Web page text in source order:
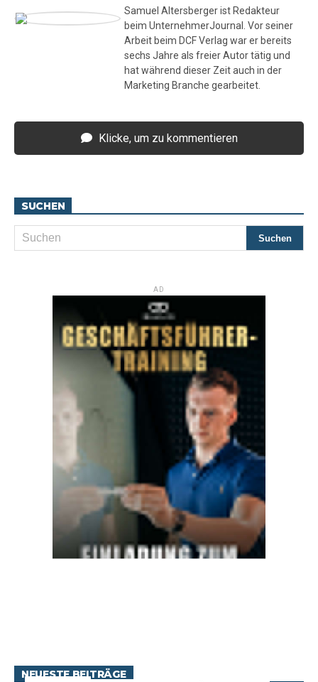
Samuel Altersberger ist Redakteur
beim UnternehmerJournal. Vor seiner
Arbeit beim DCF Verlag war er bereits
sechs Jahre als freier Autor tätig und
hat während dieser Zeit auch in der
Marketing Branche gearbeitet.
Klicke, um zu kommentieren
SUCHEN
AD
NEUESTE BEITRÄGE